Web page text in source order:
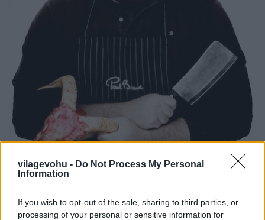
vilagevohu - Do Not Process My Personal
Information
If you wish to opt-out of the sale, sharing to third parties, or
processing of your personal or sensitive information for